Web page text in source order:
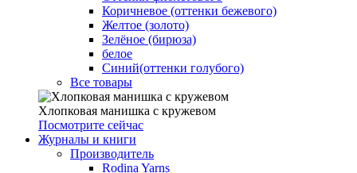
Коричневое (оттенки бежевого)
Желтое (золото)
Зелёное (бирюза)
белое
Синий(оттенки голубого)
Все товары
Хлопковая манишка с кружевом
Посмотрите сейчас
Журналы и книги
Производитель
Rodina Yarns